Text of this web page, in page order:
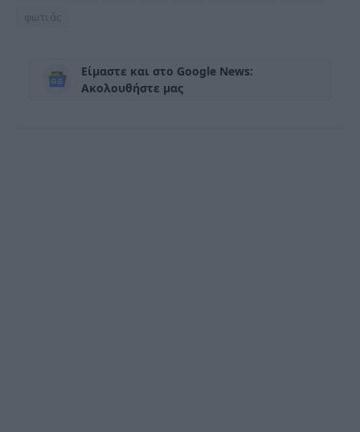
φωτιάς
Είμαστε και στο Google News:
Ακολουθήστε μας